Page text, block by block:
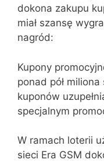
dokona zakupu
miał szansę
nagród:
Kupony
ponad pół
kuponów
specjalnym
W ramach loterii
sieci Era GSM